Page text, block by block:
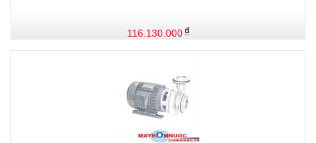
116.130.000